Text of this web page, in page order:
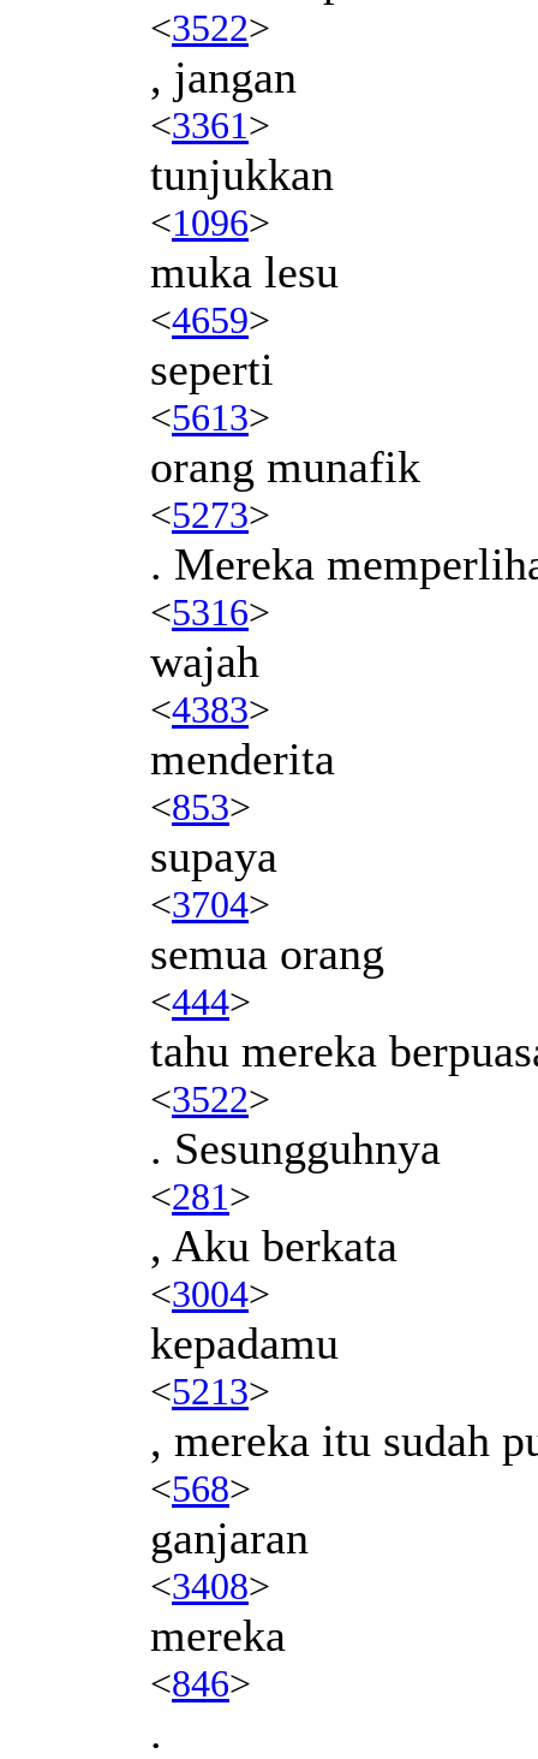
<3522>
, jangan
<3361>
tunjukkan
<1096>
muka lesu
<4659>
seperti
<5613>
orang munafik
<5273>
. Mereka
<5316>
wajah
<4383>
menderita
<853>
supaya
<3704>
semua orang
<444>
tahu mereka
<3522>
. Sesungguhnya
<281>
, Aku berkata
<3004>
kepadamu
<5213>
, mereka itu sudah
<568>
ganjaran
<3408>
mereka
<846>
.